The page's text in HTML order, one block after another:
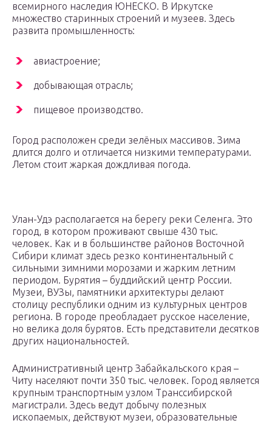
всемирного наследия ЮНЕСКО. В Иркутске
множество старинных строений и музеев. Здесь
развита промышленность:
авиастроение;
добывающая отрасль;
пищевое производство.
Город расположен среди зелёных массивов. Зима
длится долго и отличается низкими температурами.
Летом стоит жаркая дождливая погода.
Улан-Удэ располагается на берегу реки Селенга. Это
город, в котором проживают свыше 430 тыс.
человек. Как и в большинстве районов Восточной
Сибири климат здесь резко континентальный с
сильными зимними морозами и жарким летним
периодом. Бурятия – буддийский центр России.
Музеи, ВУЗы, памятники архитектуры делают
столицу республики одним из культурных центров
региона. В городе преобладает русское население,
но велика доля бурятов. Есть представители десятков
других национальностей.
Административный центр Забайкальского края –
Читу населяют почти 350 тыс. человек. Город является
крупным транспортным узлом Транссибирской
магистрали. Здесь ведут добычу полезных
ископаемых, действуют музеи, образовательные